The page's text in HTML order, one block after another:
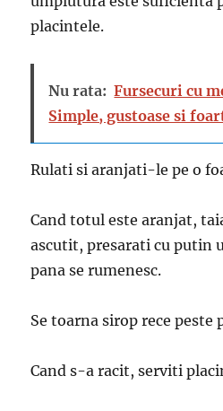
placintele.
Nu rata: Fursecuri cu
Simple, gustoase si
Rulati si aranjati-le pe o
Cand totul este aranjat,
ascutit, presarati cu putin
pana se rumenesc.
Se toarna sirop rece
Cand s-a racit, serviti